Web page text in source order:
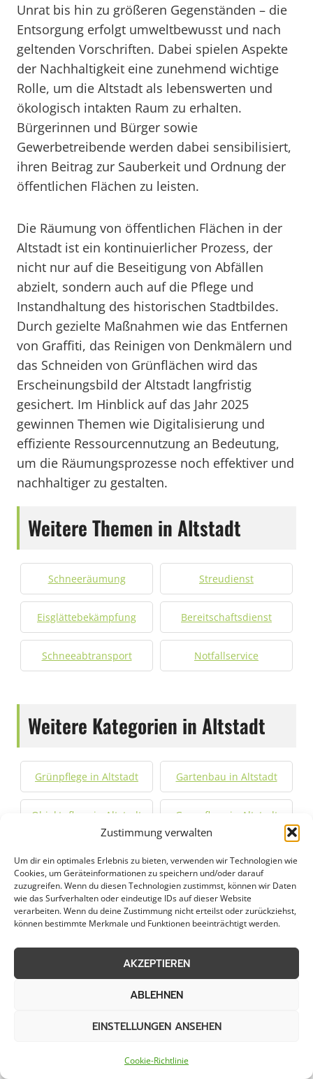
Zustimmung verwalten
Um dir ein optimales Erlebnis zu bieten, verwenden wir Technologien wie
Cookies, um Geräteinformationen zu speichern und/oder darauf
zuzugreifen. Wenn du diesen Technologien zustimmst, können wir Daten
wie das Surfverhalten oder eindeutige IDs auf dieser Website
verarbeiten. Wenn du deine Zustimmung nicht erteilst oder zurückziehst,
können bestimmte Merkmale und Funktionen beeinträchtigt werden.
AKZEPTIEREN
ABLEHNEN
EINSTELLUNGEN ANSEHEN
Cookie-Richtlinie
Unrat bis hin zu größeren Gegenständen – die
Entsorgung erfolgt umweltbewusst und nach
geltenden Vorschriften. Dabei spielen Aspekte
der Nachhaltigkeit eine zunehmend wichtige
Rolle, um die Altstadt als lebenswerten und
ökologisch intakten Raum zu erhalten.
Bürgerinnen und Bürger sowie
Gewerbetreibende werden dabei sensibilisiert,
ihren Beitrag zur Sauberkeit und Ordnung der
öffentlichen Flächen zu leisten.
Die Räumung von öffentlichen Flächen in der
Altstadt ist ein kontinuierlicher Prozess, der
nicht nur auf die Beseitigung von Abfällen
abzielt, sondern auch auf die Pflege und
Instandhaltung des historischen Stadtbildes.
Durch gezielte Maßnahmen wie das Entfernen
von Graffiti, das Reinigen von Denkmälern und
das Schneiden von Grünflächen wird das
Erscheinungsbild der Altstadt langfristig
gesichert. Im Hinblick auf das Jahr 2025
gewinnen Themen wie Digitalisierung und
effiziente Ressourcennutzung an Bedeutung,
um die Räumungsprozesse noch effektiver und
nachhaltiger zu gestalten.
Weitere Themen in Altstadt
Schneeräumung Streudienst
Eisglättebekämpfung Bereitschaftsdienst
Schneeabtransport Notfallservice
Weitere Kategorien in Altstadt
Grünpflege in Altstadt Gartenbau in Altstadt
Objektpflege in Altstadt Graupflege in Altstadt
Altstadt
Städte im Umkreis von 50 km
öffentlichen Flächen in
öffentlichen Flächen in
öffentlichen Flächen in
öffentlichen Flächen in